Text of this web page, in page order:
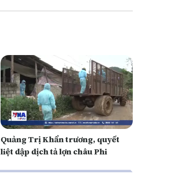
Quảng Trị Khẩn trương, quyết
liệt dập dịch tả lợn châu Phi